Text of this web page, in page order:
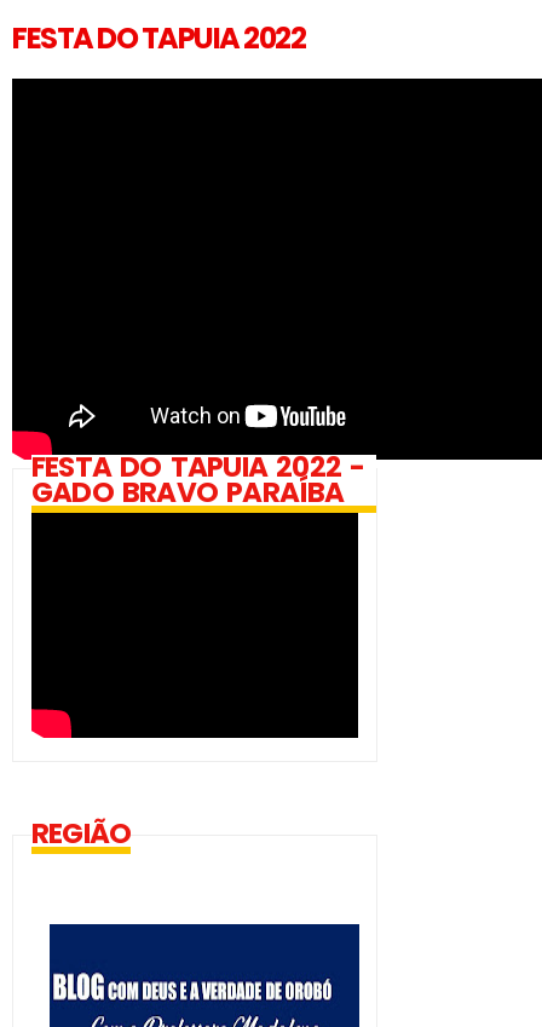
FESTA DO TAPUIA 2022
FESTA DO TAPUIA 2022 -
GADO BRAVO PARAÍBA
REGIÃO